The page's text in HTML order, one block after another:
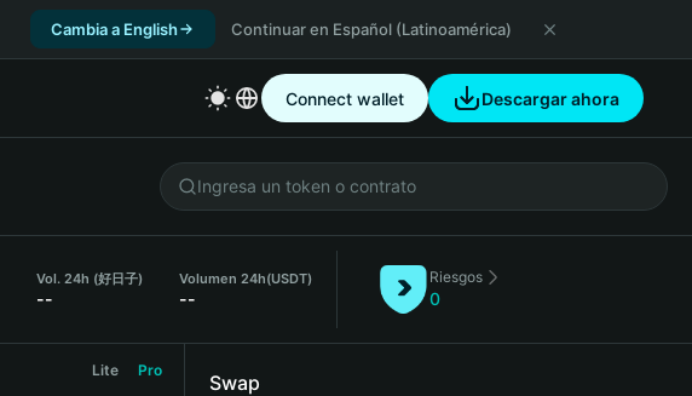
Cambia a English Continuar en Español (Latinoamérica)
Connect wallet Descargar ahora
Vol. 24h (好日子)
--
Volumen 24h(USDT)
--
Riesgos
0
Lite Pro
Swap